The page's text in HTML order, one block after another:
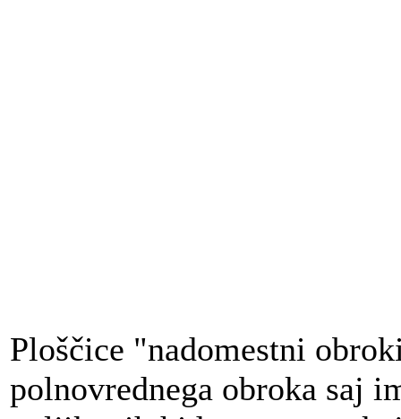
Ploščice "nadomestni
polnovrednega obroka saj